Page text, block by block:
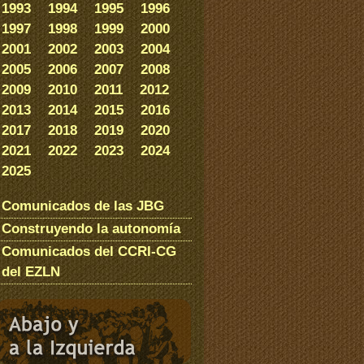
1993 1994 1995
1996
1997
1998 1999
2000
2001
2002 2003
2004
2005
2006 2007
2008
2009
2010 2011
2012
2013
2014 2015
2016
2017
2018 2019
2020
2021
2022 2023
2024
2025
Comunicados de las JBG
Construyendo la autonomía
Comunicados del CCRI-CG
del EZLN